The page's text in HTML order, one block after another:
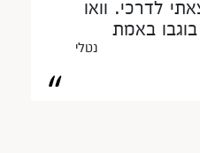
פלוס
לדרכי. וואו
בוגבו באמת
נטלי